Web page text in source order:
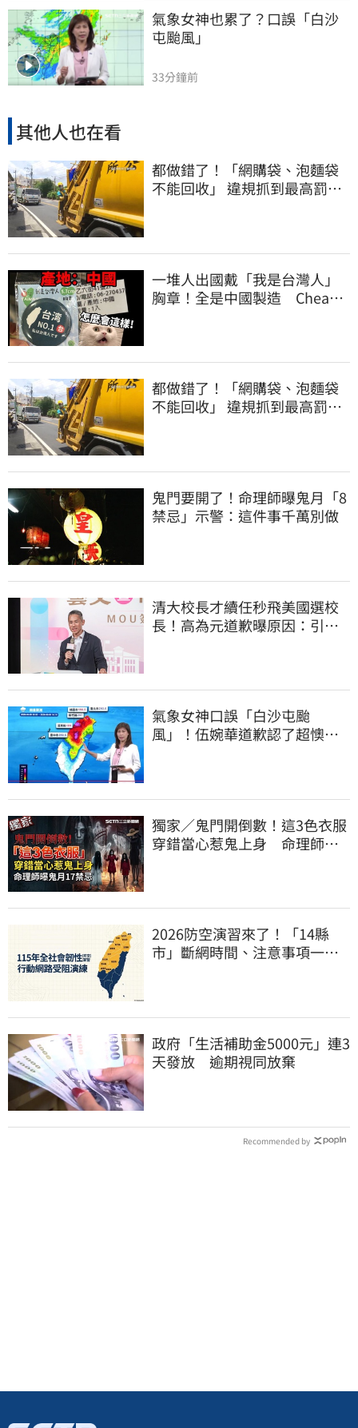
氣象女神也累了？口誤「白沙
屯颱風」
33分鐘前
其他人也在看
都做錯了！「網購袋、泡麵袋
不能回收」 違規抓到最高罰
一堆人出國戴「我是台灣人」
胸章！全是中國製造 Cheap
都做錯了！「網購袋、泡麵袋
不能回收」 違規抓到最高罰
鬼門要開了！命理師曝鬼月「8
禁忌」示警：這件事千萬別做
清大校長才續任秒飛美國選校
長！高為元道歉曝原因：引起
氣象女神口誤「白沙屯颱
風」！伍婉華道歉認了超懊
獨家／鬼門開倒數！這3色衣服
穿錯當心惹鬼上身 命理師曝
2026防空演習來了！「14縣
市」斷網時間、注意事項一次
政府「生活補助金5000元」連3
天發放 逾期視同放棄
Recommended by